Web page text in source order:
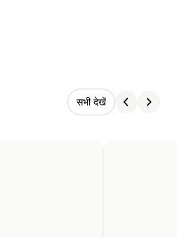
सभी देखें